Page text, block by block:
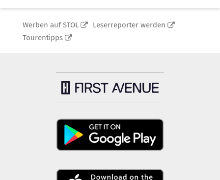
Werben auf STOL
Leserreporter werden
Tourentipps